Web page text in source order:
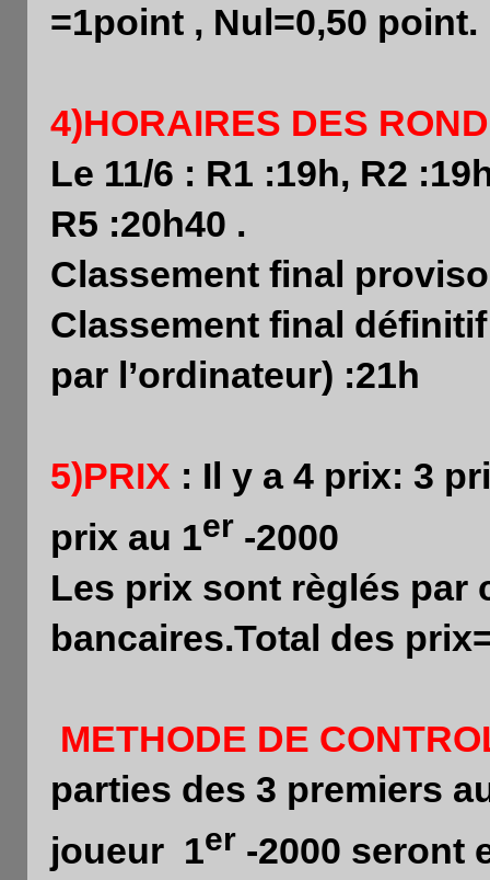
=1point , Nul=0,50 point.
4)HORAIRES DES
Le 11/6 : R1 :19h, R2
R5 :20h40 .
Classement final
Classement final
par l’ordinateur) :21h
5)PRIX : Il y a 4 prix: 3
prix au 1er -2000
Les prix sont règlés par
bancaires.Total des
METHODE DE
parties des 3 premiers
joueur 1er -2000 seront